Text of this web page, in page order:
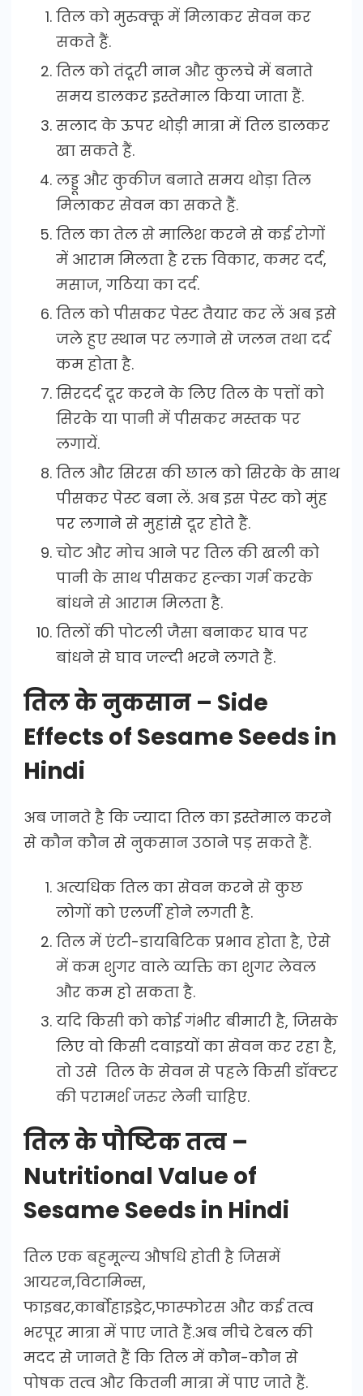
तिल को मुरुक्कू में मिलाकर सेवन कर
सकते हैं.
तिल को तंदूरी नान और कुलचे में बनाते
समय डालकर इस्तेमाल किया जाता हैं.
सलाद के ऊपर थोड़ी मात्रा में तिल डालकर
खा सकते हैं.
लड्डू और कुकीज बनाते समय थोड़ा तिल
मिलाकर सेवन का सकते हैं.
तिल का तेल से मालिश करने से कई रोगों
में आराम मिलता है रक्त विकार, कमर दर्द,
मसाज, गठिया का दर्द.
तिल को पीसकर पेस्ट तैयार कर लें अब इसे
जले हुए स्थान पर लगाने से जलन तथा दर्द
कम होता है.
सिरदर्द दूर करने के लिए तिल के पत्तों को
सिरके या पानी में पीसकर मस्तक पर
लगायें.
तिल और सिरस की छाल को सिरके के साथ
पीसकर पेस्ट बना लें. अब इस पेस्ट को मुंह
पर लगाने से मुहांसे दूर होते हैं.
चोट और मोच आने पर तिल की खली को
पानी के साथ पीसकर हल्का गर्म करके
बांधने से आराम मिलता है.
तिलों की पोटली जैसा बनाकर घाव पर
बांधने से घाव जल्दी भरने लगते हैं.
तिल के नुकसान – Side
Effects of Sesame Seeds in
Hindi
अब जानते है कि ज्यादा तिल का इस्तेमाल करने
से कौन कौन से नुकसान उठाने पड़ सकते हैं.
अत्यधिक तिल का सेवन करने से कुछ
लोगों को एलर्जी होने लगती है.
तिल में एंटी-डायबिटिक प्रभाव होता है, ऐसे
में कम शुगर वाले व्यक्ति का शुगर लेवल
और कम हो सकता है.
यदि किसी को कोई गंभीर बीमारी है, जिसके
लिए वो किसी दवाइयों का सेवन कर रहा है,
तो उसे तिल के सेवन से पहले किसी डॉक्टर
की परामर्श जरुर लेनी चाहिए.
तिल के पौष्टिक तत्व –
Nutritional Value of
Sesame Seeds in Hindi
तिल एक बहुमूल्य औषधि होती है जिसमें
आयरन,विटामिन्स,
फाइबर,कार्बोहाइड्रेट,फास्फोरस और कई तत्व
भरपूर मात्रा में पाए जाते हैं.अब नीचे टेबल की
मदद से जानते हैं कि तिल में कौन-कौन से
पोषक तत्व और कितनी मात्रा में पाए जाते हैं.